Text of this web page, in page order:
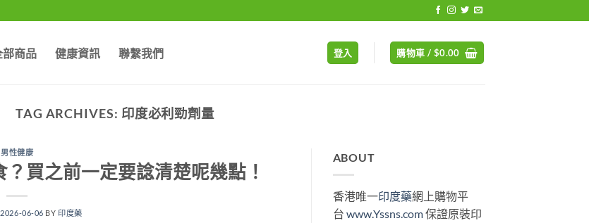
部商品 健康資訊 聯繫我們 登入 購物車 / $0.00
TAG ARCHIVES: 印度必利勁劑量
男性健康
買之前一定要諗清楚呢幾點！
2026-06-06 BY印度藥
ABOUT
香港唯一印度藥網上購物平
台 www.Yssns.com保證原裝印